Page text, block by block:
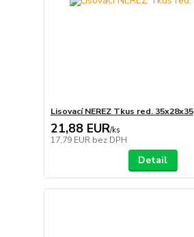
Lisovací NEREZ Tkus red. 35x28x35
21,88 EUR/ks
17,79 EUR bez DPH
Detail